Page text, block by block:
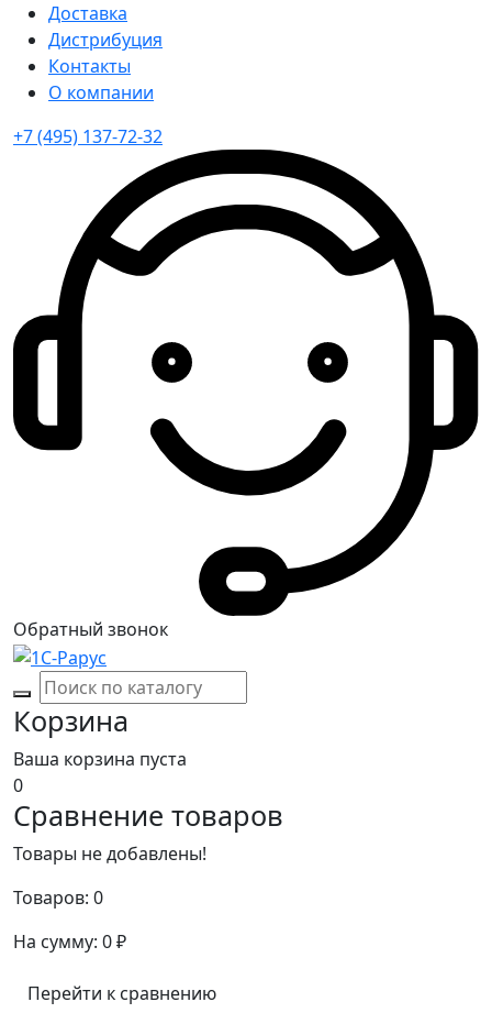
Доставка
Дистрибуция
Контакты
О компании
+7 (495) 137-72-32
Обратный звонок
Корзина
Ваша корзина пуста
0
Сравнение товаров
Товары не добавлены!
Товаров: 0
На сумму: 0₽
Перейти к сравнению